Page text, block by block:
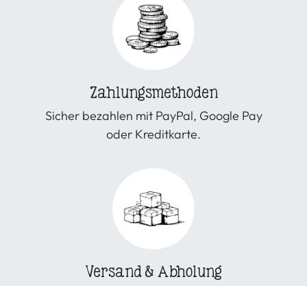
Zahlungsmethoden
Sicher bezahlen mit PayPal, Google Pay
oder Kreditkarte.
Versand & Abholung